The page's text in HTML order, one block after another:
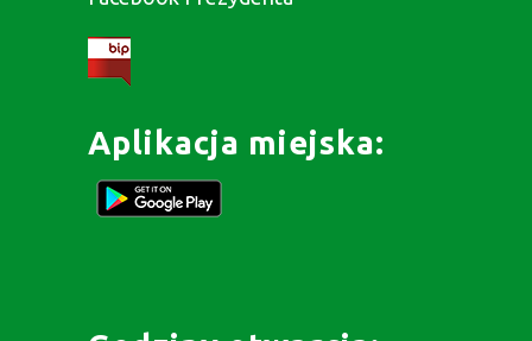
Aplikacja miejska: